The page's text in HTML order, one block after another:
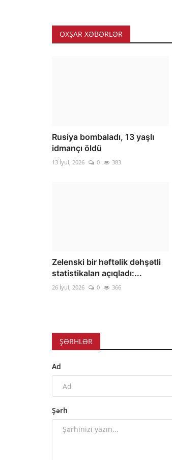
OXŞAR XƏBƏRLƏR
Rusiya bombaladı, 13 yaşlı
idmançı öldü
13 İyul, 2026 0 383
Zelenski bir həftəlik dəhşətli
statistikaları açıqladı:...
26 İyul, 2026 0 366
ŞƏRHLƏR
Ad
Şərh